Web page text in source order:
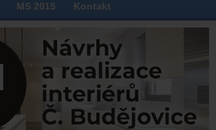
MS 2015 Kontakt